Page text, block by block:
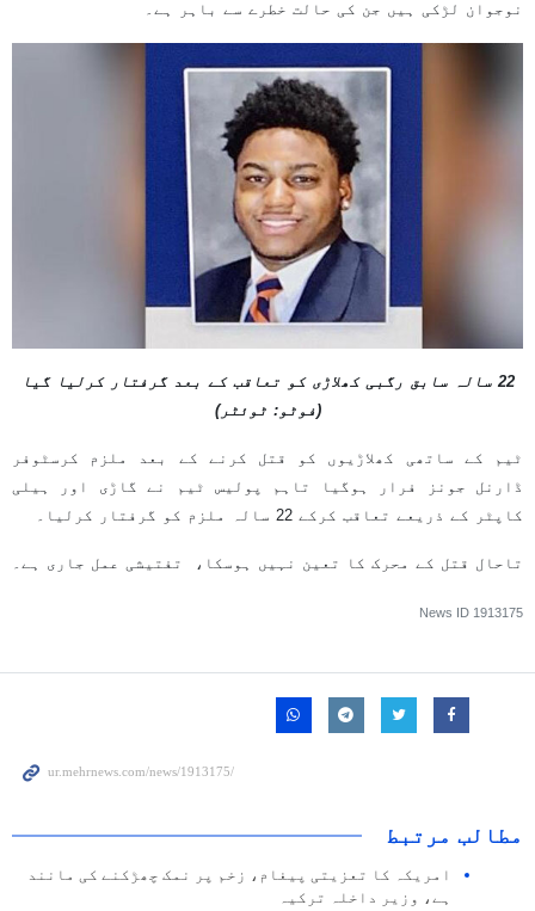
نوجوان لڑکی ہیں جن کی حالت خطرے سے باہر ہے۔
22 سالہ سابق رگبی کھلاڑی کو تعاقب کے بعد گرفتار کرلیا گیا
(فوٹو: ٹوئٹر)
ٹیم کے ساتھی کھلاڑیوں کو قتل کرنے کے بعد ملزم کرسٹوفر
ڈارنل جونز فرار ہوگیا تاہم پولیس ٹیم نے گاڑی اور ہیلی
کاپٹر کے ذریعے تعاقب کرکے 22 سالہ ملزم کو گرفتار کرلیا۔
تاحال قتل کے محرک کا تعین نہیں ہوسکا، تفتیشی عمل جاری ہے۔
News ID 1913175
مطالب مرتبط
امریکہ کا تعزیتی پیغام، زخم پر نمک چھڑکنے کی مانند
ہے، وزیر داخلہ ترکیہ